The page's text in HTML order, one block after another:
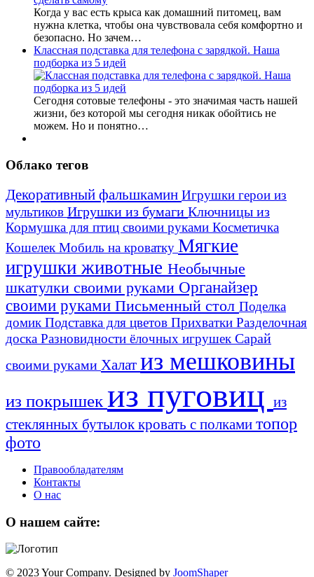
Когда у вас есть крыса как домашний питомец, вам
нужна клетка, чтобы она чувствовала себя комфортно и
безопасно. Но зачем…
Классная подставка для телефона с зарядкой. Наша
подборка из 5 идей
Сегодня сотовые телефоны - это значимая часть нашей
жизни, без которой мы сегодня никак обойтись не
можем. Но и понятно…
Облако тегов
Декоративный фальшкамин Игрушки герои из
мультиков Игрушки из бумаги Ключницы из
Кормушка для птиц своими руками Косметичка
Кошелек Мобиль на кроватку Мягкие
игрушки животные Необычные
шкатулки своими руками Органайзер
своими руками Письменный стол Поделка
домик Подставка для цветов Прихватки Разделочная
доска Разновидности ёлочных игрушек Сарай
своими руками Халат из мешковины
из покрышек из пуговиц из
стеклянных бутылоккровать с полками топор
фото
Правообладателям
Контакты
О нас
О нашем сайте:
© 2023 Your Company. Designed by JoomShaper